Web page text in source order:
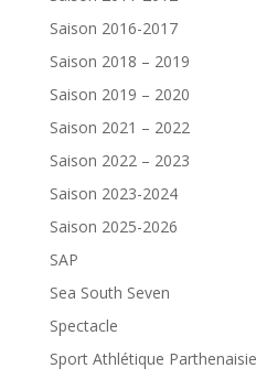
Saison 2016-2017
Saison 2018 – 2019
Saison 2019 – 2020
Saison 2021 – 2022
Saison 2022 – 2023
Saison 2023-2024
Saison 2025-2026
SAP
Sea South Seven
Spectacle
Sport Athlétique